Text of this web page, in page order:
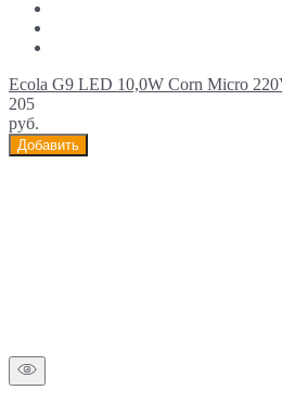
Ecola G9 LED 10,0W Corn Micro
205
руб.
Добавить